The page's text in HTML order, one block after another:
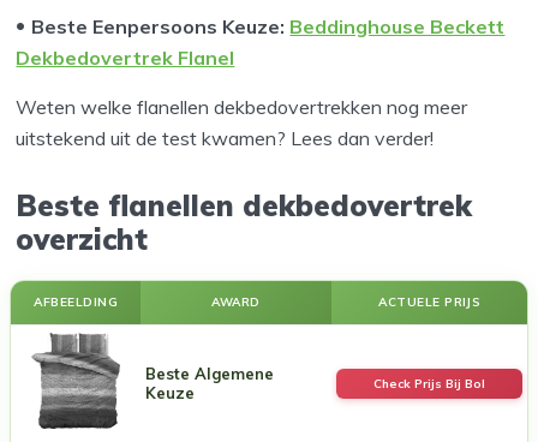
Beste Eenpersoons Keuze: Beddinghouse Beckett
Dekbedovertrek Flanel
Weten welke flanellen dekbedovertrekken nog meer
uitstekend uit de test kwamen? Lees dan verder!
Beste flanellen dekbedovertrek
overzicht
AFBEELDING AWARD ACTUELE PRIJS
Beste Algemene
Keuze
Check Prijs Bij Bol